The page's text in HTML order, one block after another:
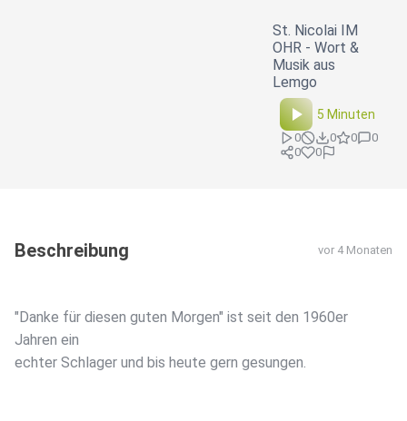
St. Nicolai IM
OHR - Wort &
Musik aus
Lemgo
5 Minuten
0 0 0
0
0
0
Beschreibung vor 4 Monaten
"Danke für diesen guten Morgen" ist seit den 1960er
Jahren ein
echter Schlager und bis heute gern gesungen.